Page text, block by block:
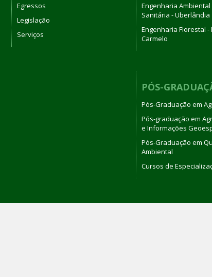
Egressos
Legislação
Serviços
Engenharia Ambiental
Sanitária - Uberlândia
Engenharia Florestal -
Carmelo
PÓS-
Pós-Graduação em
Pós-graduação em
e Informações
Pós-Graduação em
Ambiental
Cursos de